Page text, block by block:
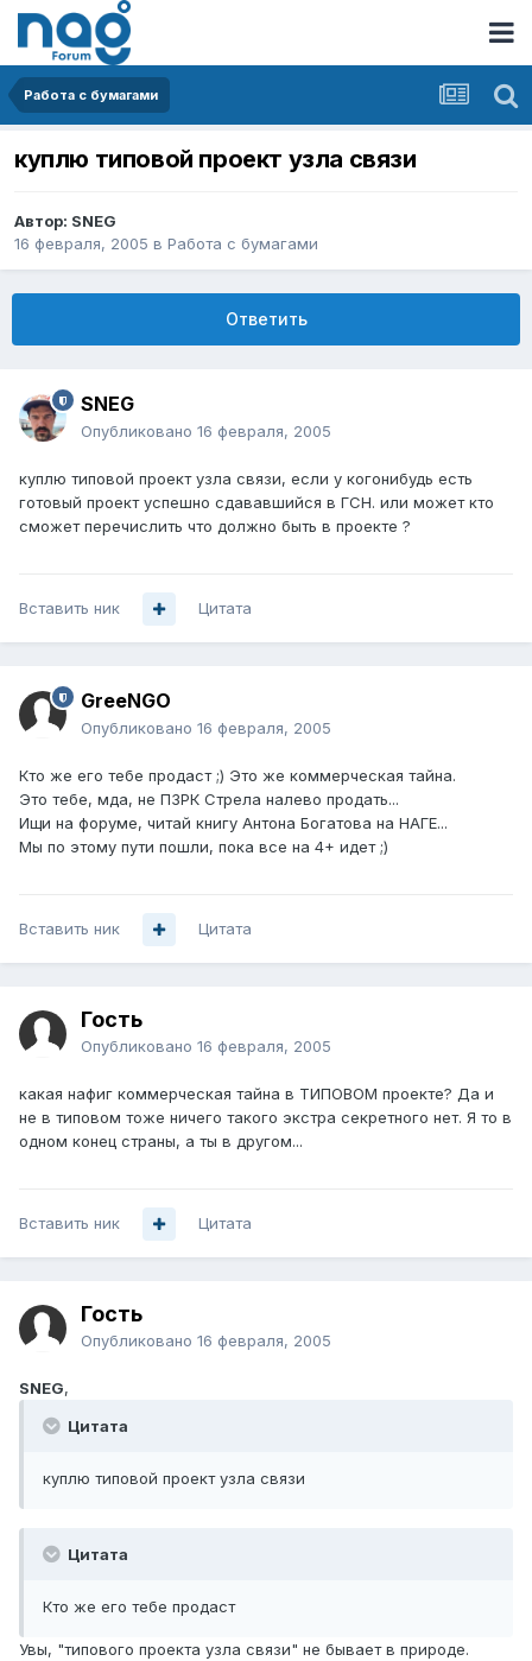
Работа с бумагами
куплю типовой проект узла связи
Автор: SNEG
16 февраля, 2005 в Работа с бумагами
Ответить
SNEG
Опубликовано 16 февраля, 2005
куплю типовой проект узла связи, если у когонибудь есть
готовый проект успешно сдававшийся в ГСН. или может кто
сможет перечислить что должно быть в проекте ?
Вставить ник Цитата
GreeNGO
Опубликовано 16 февраля, 2005
Кто же его тебе продаст ;) Это же коммерческая тайна.
Это тебе, мда, не ПЗРК Стрела налево продать...
Ищи на форуме, читай книгу Антона Богатова на НАГЕ...
Мы по этому пути пошли, пока все на 4+ идет ;)
Вставить ник Цитата
Гость
Опубликовано 16 февраля, 2005
какая нафиг коммерческая тайна в ТИПОВОМ проекте? Да и
не в типовом тоже ничего такого экстра секретного нет. Я то в
одном конец страны, а ты в другом...
Вставить ник Цитата
Гость
Опубликовано 16 февраля, 2005
SNEG,
Цитата
куплю типовой проект узла связи
Цитата
Кто же его тебе продаст
Увы, "типового проекта узла связи" не бывает в природе.